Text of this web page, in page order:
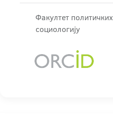
Факултет
социологију